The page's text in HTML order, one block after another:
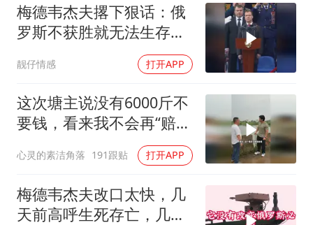
蒯曼挺进WTT横滨冠军赛女单四强
以军士兵把枪口对准中国记者
白海豚5次眼壁置换
构建更高水平的全民健身公共服务体系
梅德韦杰夫撂下狠话：俄
罗斯不获胜就无法生存，
西方正用乌克兰当锤子砸
碎俄国
靓仔情感 打开APP
这次塘主说没有6000斤不
要钱，看来我不会再“赔
心灵的素洁角落 191跟贴 打开APP
梅德韦杰夫改口太快，几
天前高呼生死存亡，几天